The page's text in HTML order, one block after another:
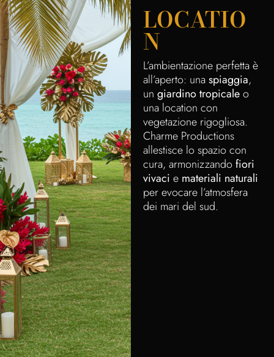
LOCATIO
N
L’ambientazione perfetta è
all’aperto: unaspiaggia,
un giardino tropicaleo
una location con
vegetazione rigogliosa.
Charme Productions
allestisce lo spazio con
cura, armonizzandofiori
vivaci e materiali naturali
per evocare l’atmosfera
dei mari del sud.